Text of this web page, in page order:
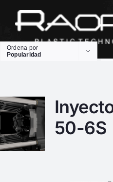
Ordena por
Popularidad
50-6S